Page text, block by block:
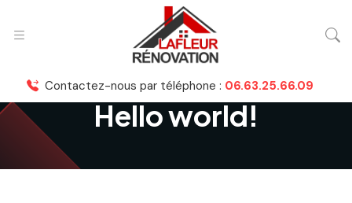
Contactez-nous par téléphone : 06.63.25.66.09
Hello world!